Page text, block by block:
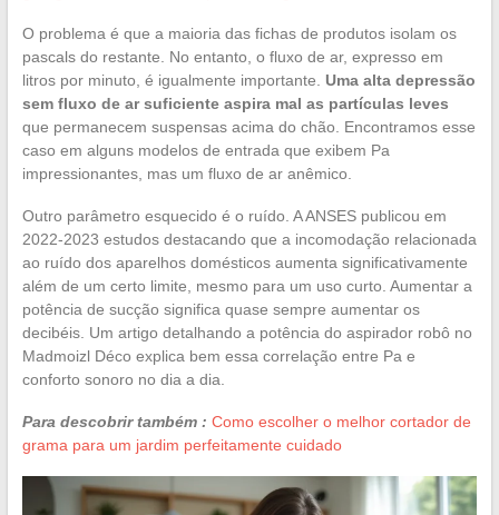
O problema é que a maioria das fichas de produtos isolam os
pascals do restante. No entanto, o fluxo de ar, expresso em
litros por minuto, é igualmente importante. Uma alta depressão
sem fluxo de ar suficiente aspira mal as partículas leves
que permanecem suspensas acima do chão. Encontramos esse
caso em alguns modelos de entrada que exibem Pa
impressionantes, mas um fluxo de ar anêmico.
Outro parâmetro esquecido é o ruído. A ANSES publicou em
2022-2023 estudos destacando que a incomodação relacionada
ao ruído dos aparelhos domésticos aumenta significativamente
além de um certo limite, mesmo para um uso curto. Aumentar a
potência de sucção significa quase sempre aumentar os
decibéis. Um artigo detalhando a potência do aspirador robô no
Madmoizl Déco explica bem essa correlação entre Pa e
conforto sonoro no dia a dia.
Para descobrir também : Como escolher o melhor cortador de
grama para um jardim perfeitamente cuidado